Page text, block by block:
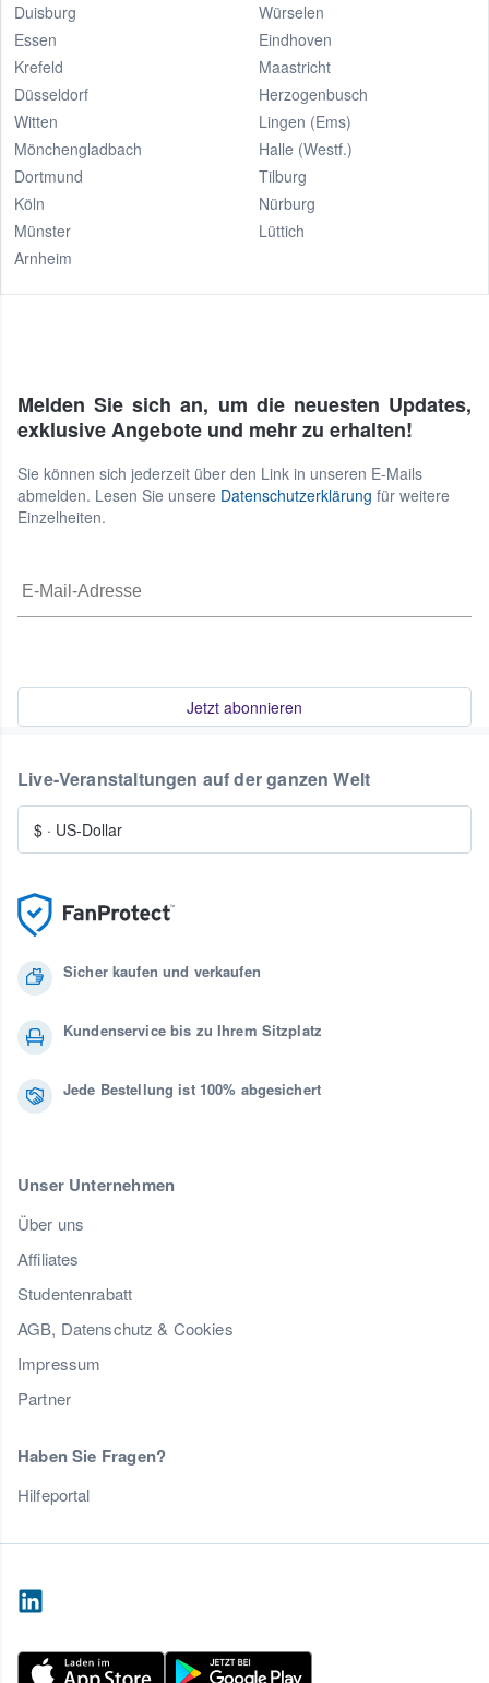
Duisburg
Essen
Krefeld
Düsseldorf
Witten
Mönchengladbach
Dortmund
Köln
Münster
Arnheim
Würselen
Eindhoven
Maastricht
Herzogenbusch
Lingen (Ems)
Halle (Westf.)
Tilburg
Nürburg
Lüttich
Melden Sie sich an, um die neuesten Updates,
exklusive Angebote und mehr zu erhalten!
Sie können sich jederzeit über den Link in unseren E-Mails
abmelden. Lesen Sie unsere Datenschutzerklärung für weitere
Einzelheiten.
Jetzt abonnieren
Sicher kaufen und verkaufen
Kundenservice bis zu Ihrem Sitzplatz
Jede Bestellung ist 100% abgesichert
Unser Unternehmen
Über uns
Affiliates
Studentenrabatt
AGB, Datenschutz & Cookies
Impressum
Partner
Haben Sie Fragen?
Hilfeportal
Live-Veranstaltungen auf der ganzen Welt
$ · US-Dollar